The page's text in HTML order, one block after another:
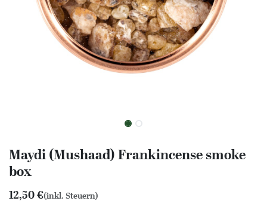
Maydi (Mushaad) Frankincense smoke
box
12,50€(inkl. Steuern)